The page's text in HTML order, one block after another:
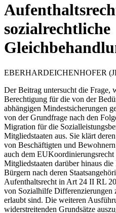
sozialrechtliche
EBERHARDEICHENHOFER
Der Beitrag untersucht die Frage,
Berechtigung für die von der
abhängigen Mindestsicherungen
von der Grundfrage nach den
Migration für die
Mitgliedstaaten aus. Sie klärt
von Beschäftigten und
auch dem EUKoordinierungsrecht
Mitgliedstaaten darüber hinaus
Bürgern nach deren
Aufenthaltsrecht in Art 24 II RL
von Sozialhilfe Differenzierungen
erlaubt sind. Die weiteren
widerstreitenden Grundsätze